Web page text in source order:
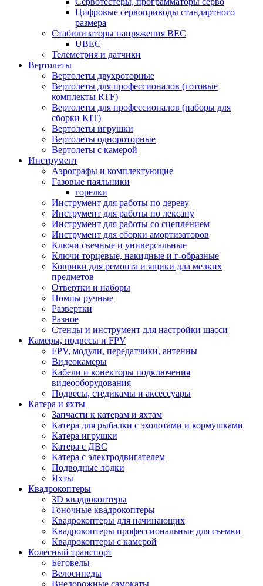
Цифровые сервоприводы стандартного
размера
Стабилизаторы напряжения BEC
UBEC
Телеметрия и датчики
Вертолеты
Вертолеты двухроторные
Вертолеты для профессионалов (готовые
комплекты RTF)
Вертолеты для профессионалов (наборы для
сборки KIT)
Вертолеты игрушки
Вертолеты однороторные
Вертолеты с камерой
Инструмент
Аэрографы и комплектующие
Газовые паяльники
горелки
Инструмент для работы по дереву
Инструмент для работы по лексану
Инструмент для работы со сцеплением
Инструмент для сборки амортизаторов
Ключи свечные и универсальные
Ключи торцевые, накидные и г-образные
Коврики для ремонта и ящики дла мелких
предметов
Отвертки и наборы
Помпы ручные
Развертки
Разное
Стенды и инструмент для настройки шасси
Камеры, подвесы и FPV
FPV, модули, передатчики, антенны
Видеокамеры
Кабели и конекторы подключения
видеооборудования
Подвесы, стедикамы и аксессуары
Катера и яхты
Запчасти к катерам и яхтам
Катера для рыбалки с эхолотами и кормушками
Катера игрушки
Катера с ДВС
Катера с электродвигателем
Подводные лодки
Яхты
Квадрокоптеры
3D квадрокоптеры
Гоночные квадрокоптеры
Квадрокоптеры для начинающих
Квадрокоптеры профессиональные для съемки
Квадрокоптеры с камерой
Колесный транспорт
Беговелы
Велосипеды
Внедорожные самокаты